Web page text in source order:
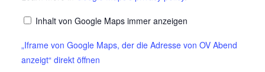
Google
der
die
Inhalt von Google Maps immer anzeigen
„Iframe von Google Maps, der die Adresse von OV Abend
anzeigt“ direkt öffnen